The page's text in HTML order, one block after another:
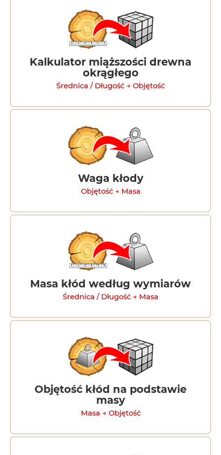
Kalkulator miąższości drewna
okrągłego
Średnica / Długość → Objętość
Waga kłody
Objętość → Masa
Masa kłód według wymiarów
Średnica / Długość → Masa
Objętość kłód na podstawie
masy
Masa → Objętość